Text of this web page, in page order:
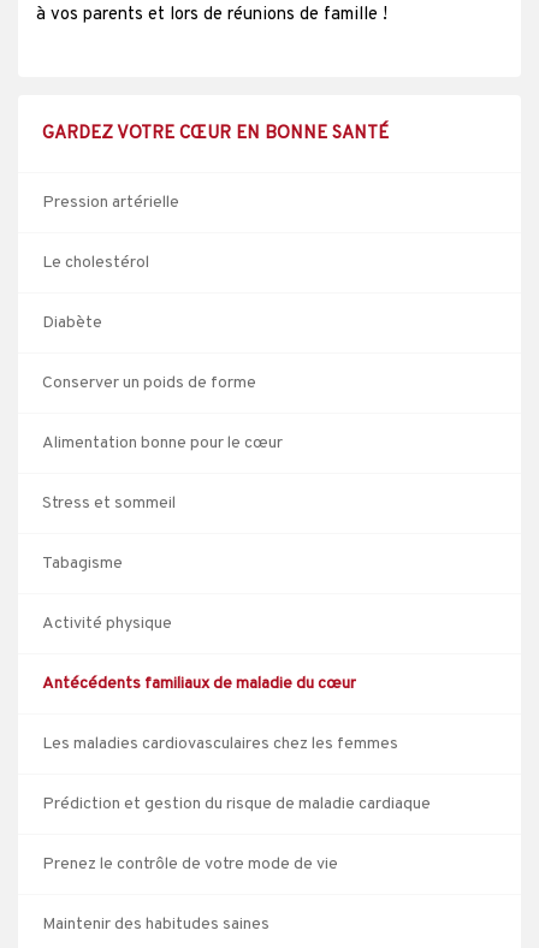
à vos parents et lors de réunions de famille !
GARDEZ VOTRE CŒUR EN BONNE SANTÉ
Pression artérielle
Le cholestérol
Diabète
Conserver un poids de forme
Alimentation bonne pour le cœur
Stress et sommeil
Tabagisme
Activité physique
Antécédents familiaux de maladie du cœur
Les maladies cardiovasculaires chez les femmes
Prédiction et gestion du risque de maladie cardiaque
Prenez le contrôle de votre mode de vie
Maintenir des habitudes saines